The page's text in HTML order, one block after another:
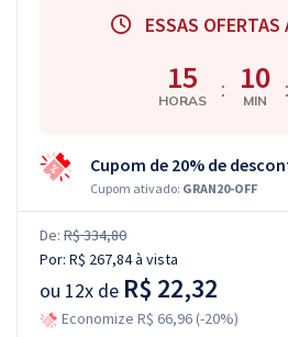
ESSAS OFERTAS
15
HORAS : 10
MIN :
Cupom de 20% de
Cupom ativado: GRAN20-OFF
De: R$ 334,80
Por: R$ 267,84à vista
ou 12x de R$ 22,32
Economize R$ 66,96 (-20%)